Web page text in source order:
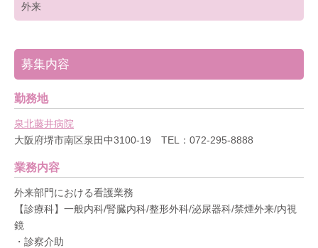
外来
募集内容
勤務地
泉北藤井病院
大阪府堺市南区泉田中3100-19 TEL：072-295-8888
業務内容
外来部門における看護業務
【診療科】一般内科/腎臓内科/整形外科/泌尿器科/禁煙外来/内視
鏡
・診察介助